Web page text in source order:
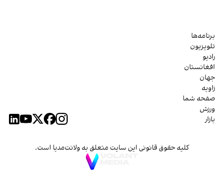
برنامه‌ها
تلویزیون
رادیو
افغانستان
جهان
زاویه
صفحه شما
ورزش
بازار
کلیه حقوق قانونی این سایت متعلق به ولانت‌مدیا است.